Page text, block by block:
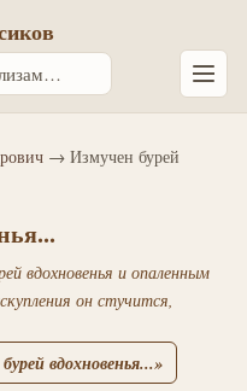
→ Измучен бурей
вдохновенья и опаленным
он стучится,
вдохновенья...»